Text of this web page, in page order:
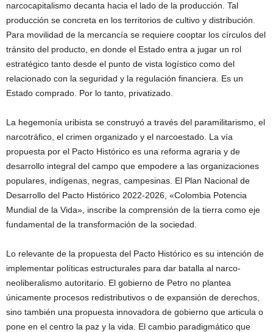
narcocapitalismo decanta hacia el lado de la producción. Tal
producción se concreta en los territorios de cultivo y distribución.
Para movilidad de la mercancía se requiere cooptar los círculos del
tránsito del producto, en donde el Estado entra a jugar un rol
estratégico tanto desde el punto de vista logístico como del
relacionado con la seguridad y la regulación financiera. Es un
Estado comprado. Por lo tanto, privatizado.
La hegemonía uribista se construyó a través del paramilitarismo, el
narcotráfico, el crimen organizado y el narcoestado. La vía
propuesta por el Pacto Histórico es una reforma agraria y de
desarrollo integral del campo que empodere a las organizaciones
populares, indígenas, negras, campesinas. El Plan Nacional de
Desarrollo del Pacto Histórico 2022-2026, «Colombia Potencia
Mundial de la Vida», inscribe la comprensión de la tierra como eje
fundamental de la transformación de la sociedad.
Lo relevante de la propuesta del Pacto Histórico es su intención de
implementar políticas estructurales para dar batalla al narco-
neoliberalismo autoritario. El gobierno de Petro no plantea
únicamente procesos redistributivos o de expansión de derechos,
sino también una propuesta innovadora de gobierno que articula o
pone en el centro la paz y la vida. El cambio paradigmático que